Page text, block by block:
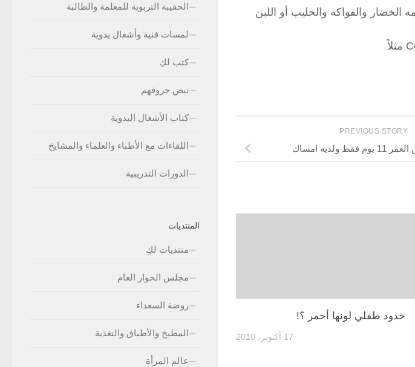
الخضار والفواكه والحليب أو اللبن
PREVIOUS STORY
ولديه امساك
خدود طفلي لونها أحمر ؟!
17 أكتوبر، 2010
الحقيبة التربوية للمعلمة والطالبة
لمسات فنية وأشغال يدوية
كتب لكِ
نبض حروفهم
كتاب الأشغال اليدوية
اللقاءات مع الأطباء والعلماء والمشايخ
الدورات التدريبية
المنتديات
منتديات لكِ
مجلس الحوار العام
روضة السعداء
المطبخ والأطباق والتغذية
عالم المرأة